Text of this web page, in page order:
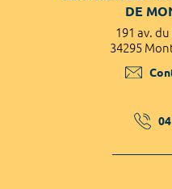
DE
191 av.
34295